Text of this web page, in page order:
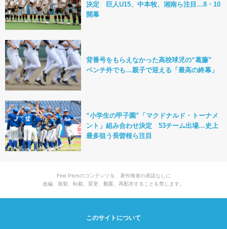
決定 巨人U15、中本牧、湘南ら注目…8・10
開幕
背番号をもらえなかった高校球児の“葛藤”
ベンチ外でも…親子で迎える「最高の終幕」
“小学生の甲子園”「マクドナルド・トーナメ
ント」組み合わせ決定 53チーム出場…史上
最多狙う長曽根ら注目
First Pitchのコンテンツを、著作権者の承諾なしに
改編、複製、転載、変更、翻案、再配布することを禁じます。
このサイトについて